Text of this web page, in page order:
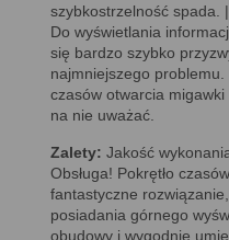
szybkostrzelność spada.
Do wyświetlania
się bardzo szybko
najmniejszego problemu.
czasów otwarcia
na nie uważać.
Zalety: Jakość
Obsługa! Pokrętło
fantastyczne
posiadania górnego
obudowy i wygodnie